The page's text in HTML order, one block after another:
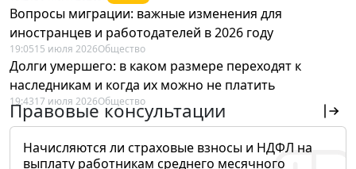
Вопросы миграции: важные изменения для
иностранцев и работодателей в 2026 году
19:0515 июля 2026Общество
Долги умершего: в каком размере переходят к
наследникам и когда их можно не платить
19:4317 июля 2026Общество
Правовые консультации
Начисляются ли страховые взносы и НДФЛ на
выплату работникам среднего месячного